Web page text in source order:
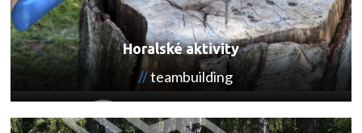
Horalské aktivity
teambuilding